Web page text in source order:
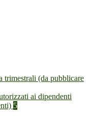
trimestrali (da pubblicare
ai dipendenti
5